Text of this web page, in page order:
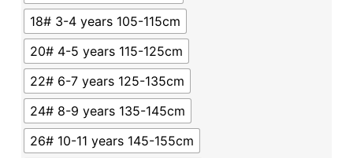
18# 3-4 years 105-115cm
20# 4-5 years 115-125cm
22# 6-7 years 125-135cm
24# 8-9 years 135-145cm
26# 10-11 years 145-155cm